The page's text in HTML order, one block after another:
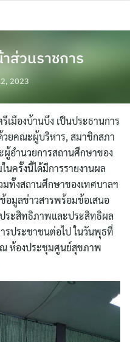
ส่วนราชการ
2023
เมืองบ้านบึง เป็นประธานการ
ยคณะผู้บริหาร, สมาชิกสภา
ผู้อำนวยการสถานศึกษาของ
นครั้งนี้ได้มีการรายงานผล
มทั้งสถานศึกษาของเทศบาลฯ
อมูลข่าวสารพร้อมข้อเสนอ
ระสิทธิภาพและประสิทธิผล
รประชาชนต่อไป ในวันพุธที่
ณ ห้องประชุมศูนย์สุขภาพ